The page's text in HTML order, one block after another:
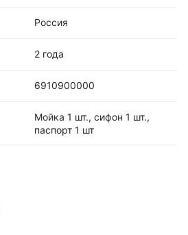
Россия
2 года
6910900000
Мойка 1 шт., сифон 1 шт.,
паспорт 1 шт